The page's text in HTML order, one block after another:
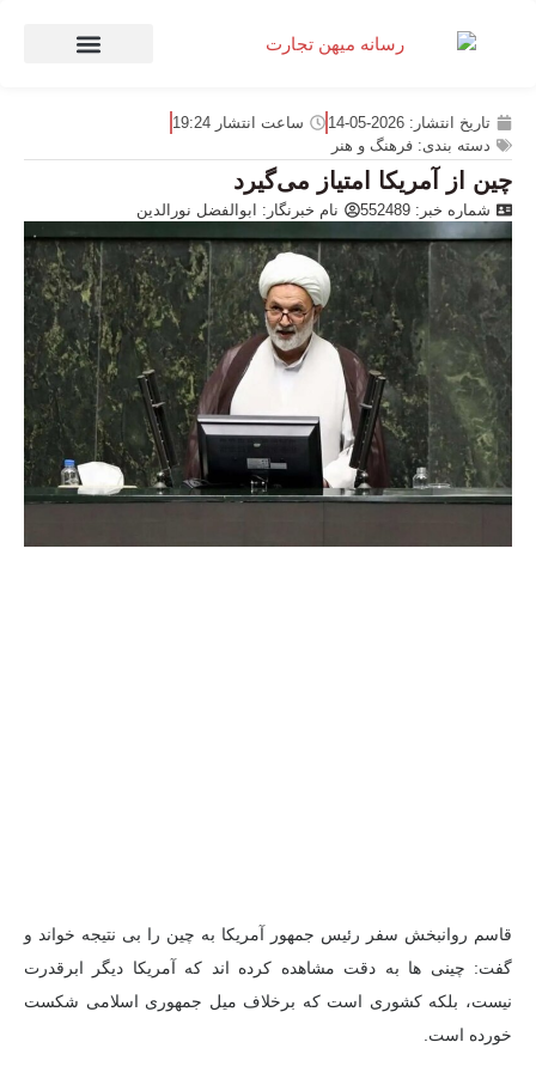
تاریخ انتشار: 2026-05-14 ساعت انتشار 19:24
دسته بندی: فرهنگ و هنر
چین از آمریکا امتیاز می‌گیرد
شماره خبر: 552489 نام خبرنگار: ابوالفضل نورالدین
قاسم روانبخش سفر رئیس جمهور آمریکا به چین را بی نتیجه خواند و
گفت: چینی ها به دقت مشاهده کرده اند که آمریکا دیگر ابرقدرت
نیست، بلکه کشوری است که برخلاف میل جمهوری اسلامی شکست
خورده است.